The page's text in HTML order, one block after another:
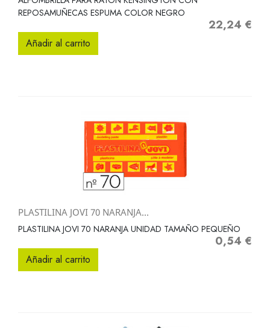
REPOSAMUÑECAS ESPUMA COLOR NEGRO
Precio
22,24 €
Añadir al carrito
PLASTILINA JOVI 70 NARANJA...
PLASTILINA JOVI 70 NARANJA UNIDAD TAMAÑO PEQUEÑO
Precio
0,54 €
Añadir al carrito